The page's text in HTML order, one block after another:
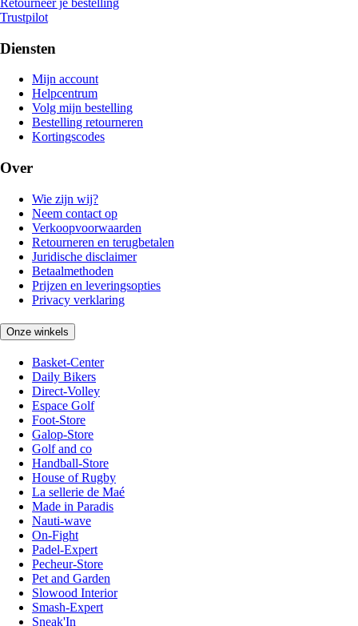
Trustpilot
Diensten
Mijn account
Helpcentrum
Volg mijn bestelling
Bestelling retourneren
Kortingscodes
Over
Wie zijn wij?
Neem contact op
Verkoopvoorwaarden
Retourneren en terugbetalen
Juridische disclaimer
Betaalmethoden
Prijzen en leveringsopties
Privacy verklaring
Onze winkels
Basket-Center
Daily Bikers
Direct-Volley
Espace Golf
Foot-Store
Galop-Store
Golf and co
Handball-Store
House of Rugby
La sellerie de Maé
Made in Paradis
Nauti-wave
On-Fight
Padel-Expert
Pecheur-Store
Pet and Garden
Slowood Interior
Smash-Expert
Sneak'In